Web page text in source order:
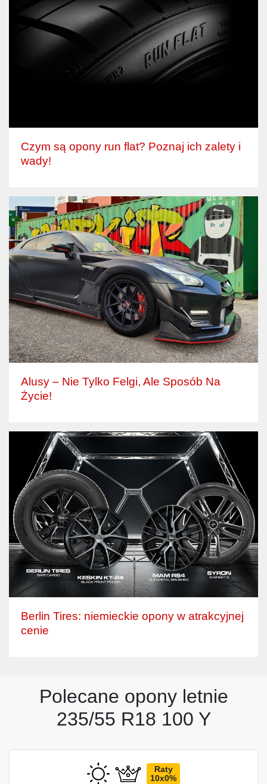
Czym są opony run flat? Poznaj ich zalety i
wady!
Alusy – Nie Tylko Felgi, Ale Sposób Na
Życie!
Berlin Tires: niemieckie opony w atrakcyjnej
cenie
Polecane opony letnie
235/55 R18 100 Y
Raty
10x0%